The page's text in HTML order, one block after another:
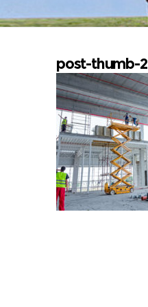
post-thumb-2